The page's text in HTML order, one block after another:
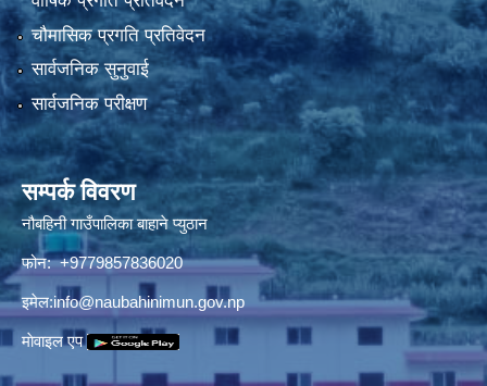
चौमासिक प्रगति प्रतिवेदन
सार्वजनिक सुनुवाई
सार्वजनिक परीक्षण
सम्पर्क विवरण
नौबहिनी गाउँपालिका बाहाने प्युठान
फोन: +9779857836020
इमेल:info@naubahinimun.gov.np
माेवाइल एप